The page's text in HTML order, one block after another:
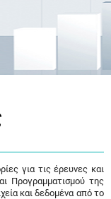
για τις έρευνες και
Προγραμματισμού της
και δεδομένα από το